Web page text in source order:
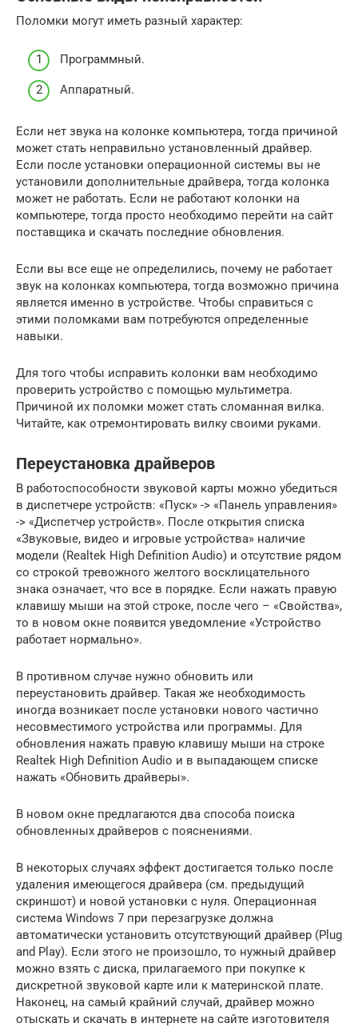
Поломки могут иметь разный характер:
Программный.
Аппаратный.
Если нет звука на колонке компьютера, тогда причиной
может стать неправильно установленный драйвер.
Если после установки операционной системы вы не
установили дополнительные драйвера, тогда колонка
может не работать. Если не работают колонки на
компьютере, тогда просто необходимо перейти на сайт
поставщика и скачать последние обновления.
Если вы все еще не определились, почему не работает
звук на колонках компьютера, тогда возможно причина
является именно в устройстве. Чтобы справиться с
этими поломками вам потребуются определенные
навыки.
Для того чтобы исправить колонки вам необходимо
проверить устройство с помощью мультиметра.
Причиной их поломки может стать сломанная вилка.
Читайте, как отремонтировать вилку своими руками.
Переустановка драйверов
В работоспособности звуковой карты можно убедиться
в диспетчере устройств: «Пуск» -> «Панель управления»
-> «Диспетчер устройств». После открытия списка
«Звуковые, видео и игровые устройства» наличие
модели (Realtek High Definition Audio) и отсутствие рядом
со строкой тревожного желтого восклицательного
знака означает, что все в порядке. Если нажать правую
клавишу мыши на этой строке, после чего – «Свойства»,
то в новом окне появится уведомление «Устройство
работает нормально».
В противном случае нужно обновить или
переустановить драйвер. Такая же необходимость
иногда возникает после установки нового частично
несовместимого устройства или программы. Для
обновления нажать правую клавишу мыши на строке
Realtek High Definition Audio и в выпадающем списке
нажать «Обновить драйверы».
В новом окне предлагаются два способа поиска
обновленных драйверов с пояснениями.
В некоторых случаях эффект достигается только после
удаления имеющегося драйвера (см. предыдущий
скриншот) и новой установки с нуля. Операционная
система Windows 7 при перезагрузке должна
автоматически установить отсутствующий драйвер (Plug
and Play). Если этого не произошло, то нужный драйвер
можно взять с диска, прилагаемого при покупке к
дискретной звуковой карте или к материнской плате.
Наконец, на самый крайний случай, драйвер можно
отыскать и скачать в интернете на сайте изготовителя